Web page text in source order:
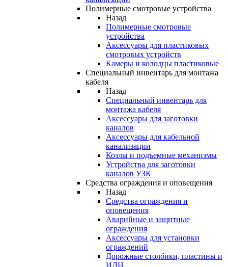
Полимерные смотровые устройства
Назад
Полимерные смотровые
устройства
Аксессуары для пластиковых
смотровых устройств
Камеры и колодцы пластиковые
Специальный инвентарь для монтажа
кабеля
Назад
Специальный инвентарь для
монтажа кабеля
Аксессуары для заготовки
каналов
Аксессуары для кабельной
канализации
Козлы и подъемные механизмы
Устройства для заготовки
каналов УЗК
Средства ограждения и оповещения
Назад
Средства ограждения и
оповещения
Аварийные и защитные
ограждения
Аксессуары для установки
ограждений
Дорожные столбики, пластины и
ИДН